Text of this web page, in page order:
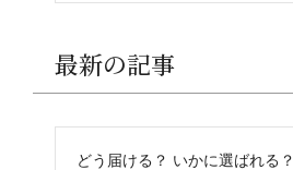
最新の記事
どう届ける？ いかに選ばれる？